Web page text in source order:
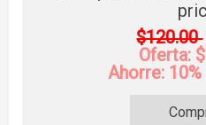
$120.00
Oferta:
Ahorre: